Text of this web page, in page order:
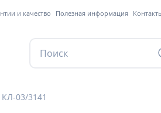
и качество Полезная информация
03/3141